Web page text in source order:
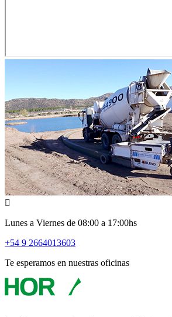
Lunes a Viernes de 08:00 a 17:00hs
+54 9 2664013603
Te esperamos en nuestras oficinas